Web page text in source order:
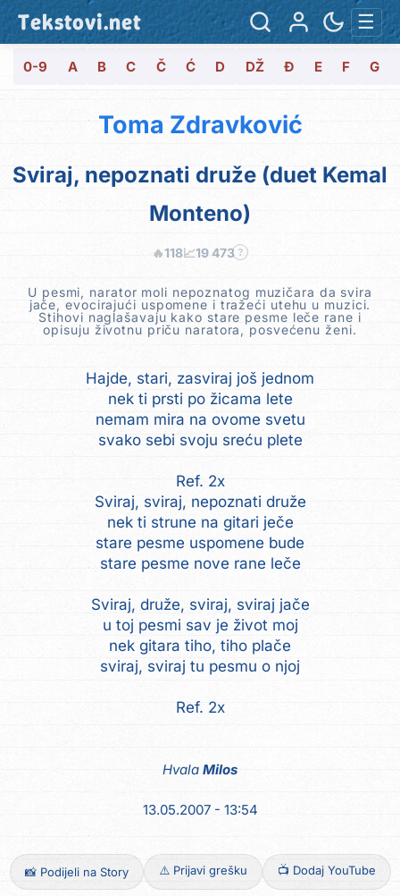
Tekstovi.net ☰
0-9 A B C Č Ć D DŽ Đ E F G
Toma Zdravković
Sviraj, nepoznati druže (duet Kemal
Monteno)
🔥118📈19 473 ?
U pesmi, narator moli nepoznatog muzičara da svira
jače, evocirajući uspomene i tražeći utehu u muzici.
Stihovi naglašavaju kako stare pesme leče rane i
opisuju životnu priču naratora, posvećenu ženi.
Hajde, stari, zasviraj još jednom
nek ti prsti po žicama lete
nemam mira na ovome svetu
svako sebi svoju sreću plete
Ref. 2x
Sviraj, sviraj, nepoznati druže
nek ti strune na gitari ječe
stare pesme uspomene bude
stare pesme nove rane leče
Sviraj, druže, sviraj, sviraj jače
u toj pesmi sav je život moj
nek gitara tiho, tiho plače
sviraj, sviraj tu pesmu o njoj
Ref. 2x
Hvala Milos
13.05.2007 - 13:54
📸 Podijeli na Story ⚠️ Prijavi grešku 📺 Dodaj YouTube